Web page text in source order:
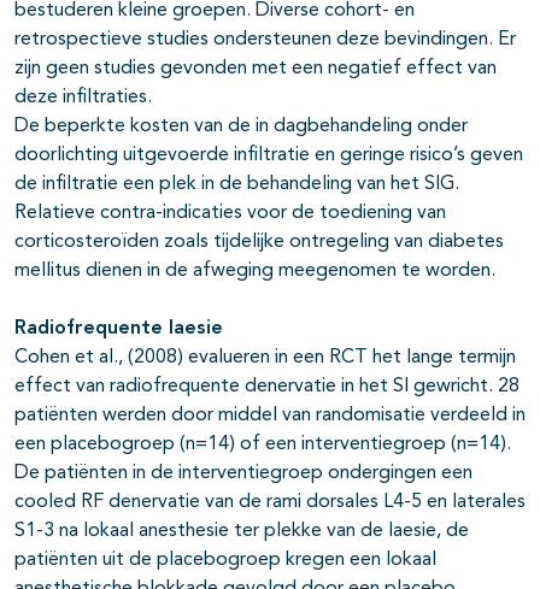
bestuderen kleine groepen. Diverse cohort- en
retrospectieve studies ondersteunen deze bevindingen. Er
zijn geen studies gevonden met een negatief effect van
deze infiltraties.
De beperkte kosten van de in dagbehandeling onder
doorlichting uitgevoerde infiltratie en geringe risico’s geven
de infiltratie een plek in de behandeling van het SIG.
Relatieve contra-indicaties voor de toediening van
corticosteroïden zoals tijdelijke ontregeling van diabetes
mellitus dienen in de afweging meegenomen te worden.
Radiofrequente laesie
Cohen et al., (2008) evalueren in een RCT het lange termijn
effect van radiofrequente denervatie in het SI gewricht. 28
patiënten werden door middel van randomisatie verdeeld in
een placebogroep (n=14) of een interventiegroep (n=14).
De patiënten in de interventiegroep ondergingen een
cooled RF denervatie van de rami dorsales L4-5 en laterales
S1-3 na lokaal anesthesie ter plekke van de laesie, de
patiënten uit de placebogroep kregen een lokaal